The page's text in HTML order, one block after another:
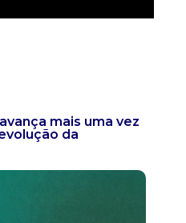
mais uma vez
da